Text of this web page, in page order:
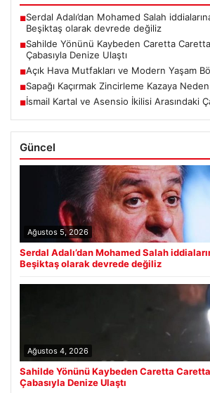
■Serdal Adalı’dan Mohamed Salah
Beşiktaş olarak devrede değiliz
■Sahilde Yönünü Kaybeden Caretta
Çabasıyla Denize Ulaştı
■Açık Hava Mutfakları ve Modern Yaşam
■Sapağı Kaçırmak Zincirleme Kazaya
■İsmail Kartal ve Asensio İkilisi Arasındaki
Güncel
Ağustos 5, 2026
Serdal Adalı’dan Mohamed Salah
Beşiktaş olarak devrede değiliz
Ağustos 4, 2026
Sahilde Yönünü Kaybeden Caretta
Çabasıyla Denize Ulaştı